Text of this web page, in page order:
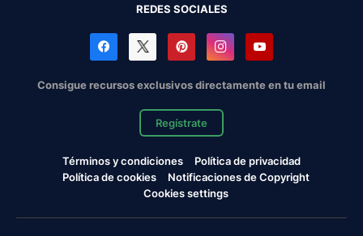
REDES SOCIALES
Consigue recursos exclusivos directamente en tu email
Regístrate
Términos y condiciones
Política de privacidad
Política de cookies
Notificaciones de Copyright
Cookies settings